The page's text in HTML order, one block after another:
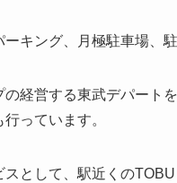
キング、月極駐車場、
の経営する東武デパート
っています。
スとして、駅近くの